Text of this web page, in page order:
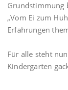
Grundstimmung
„Vom Ei zum
Erfahrungen
Für alle steht
Kindergarten